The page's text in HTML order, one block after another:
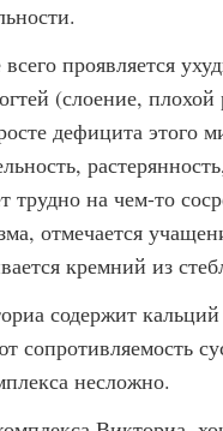
проявляется
(слоение,
дефицита этого
на чем-то
отмечается
кремний из
содержит
несложно.